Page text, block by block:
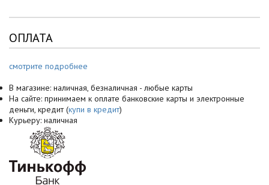
ОПЛАТА
смотрите подробнее
В магазине: наличная, безналичная - любые карты
На сайте: принимаем к оплате банковские карты и электронные
деньги, кредит (купи в кредит)
Курьеру: наличная